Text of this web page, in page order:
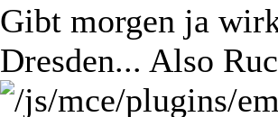
Gibt morgen ja
Dresden... Also